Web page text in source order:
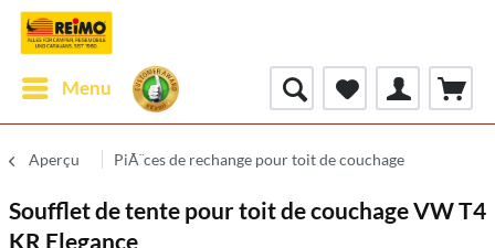
Menu
Aperçu PiÃ¨ces de rechange pour toit de couchage
Soufflet de tente pour toit de couchage VW T4
KR Elegance